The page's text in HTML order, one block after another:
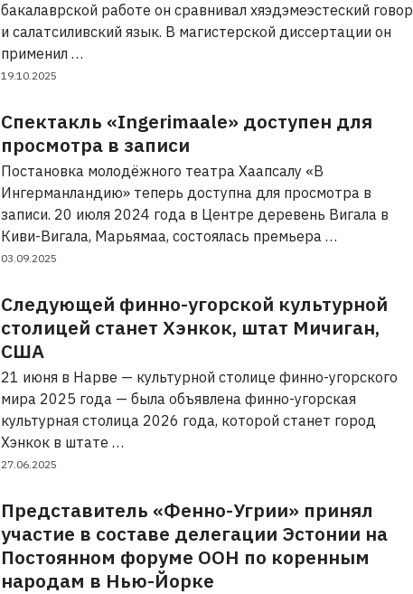
бакалаврской работе он сравнивал хяэдэмеэстеский говор
и салатсиливский язык. В магистерской диссертации он
применил …
19.10.2025
Спектакль «Ingerimaale» доступен для
просмотра в записи
Постановка молодёжного театра Хаапсалу «В
Ингерманландию» теперь доступна для просмотра в
записи. 20 июля 2024 года в Центре деревень Вигала в
Киви-Вигала, Марьямаа, состоялась премьера …
03.09.2025
Следующей финно-угорской культурной
столицей станет Хэнкок, штат Мичиган,
США
21 июня в Нарве — культурной столице финно-угорского
мира 2025 года — была объявлена финно-угорская
культурная столица 2026 года, которой станет город
Хэнкок в штате …
27.06.2025
Представитель «Фенно-Угрии» принял
участие в составе делегации Эстонии на
Постоянном форуме ООН по коренным
народам в Нью-Йорке